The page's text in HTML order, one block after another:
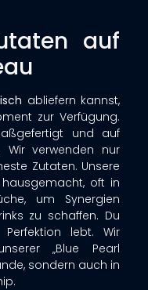
auf
abliefern kannst,
zur Verfügung.
und auf
Wir verwenden nur
Zutaten. Unsere
oft in
um Synergien
zu schaffen. Du
lebt. Wir
„Blue Pearl
sondern auch in
.